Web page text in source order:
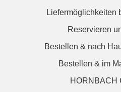
Liefermöglichkeiten
Reservieren
Bestellen & nach
Bestellen & im
HORNBACH